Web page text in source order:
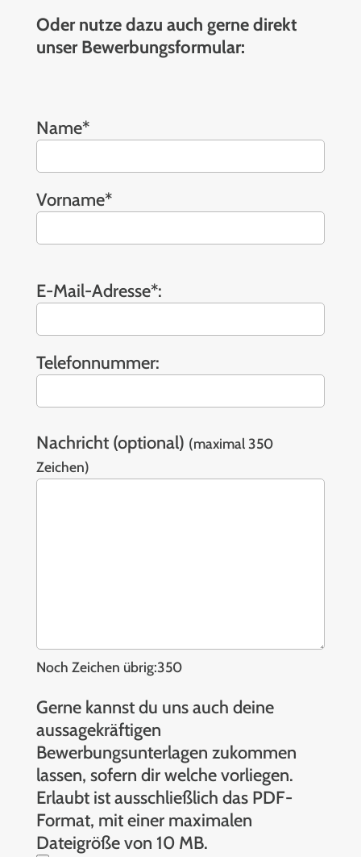
Oder nutze dazu auch gerne direkt
unser Bewerbungsformular:
Name*
Vorname*
lasse
dieses
E-Mail-Adresse*:
Telefonnummer:
lasse
dieses
Feld
Nachricht (optional) (maximal 350
Zeichen)
Noch Zeichen übrig:350
Gerne kannst du uns auch deine
aussagekräftigen
Bewerbungsunterlagen zukommen
lassen, sofern dir welche vorliegen.
Erlaubt ist ausschließlich das PDF-
Format, mit einer maximalen
Dateigröße von 10 MB.